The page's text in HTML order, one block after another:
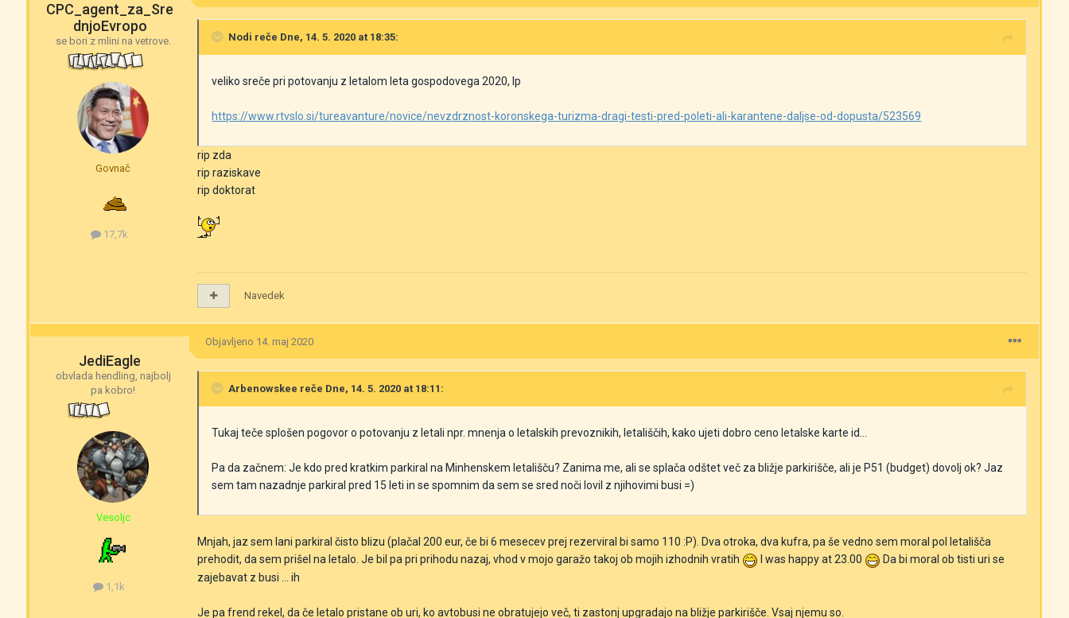
CPC_agent_za_Sre
dnjoEvropo
se bori z mlini na vetrove.
Govnač
17,7k
Nodi reče Dne, 14. 5. 2020 at 18:35:
veliko sreče pri potovanju z letalom leta gospodovega 2020, lp
https://www.rtvslo.si/tureavanture/novice/nevzdrznost-koronskega-turizma-dragi-testi-pred-poleti-ali-karantene-daljse-od-dopusta/523569
rip zda
rip raziskave
rip doktorat
Navedek
JediEagle
obvlada hendling, najbolj
pa kobro!
Vesoljc
1,1k
Objavljeno 14. maj 2020
Arbenowskee reče Dne, 14. 5. 2020 at 18:11:
Tukaj teče splošen pogovor o potovanju z letali npr. mnenja o letalskih prevoznikih, letališčih, kako ujeti dobro ceno letalske karte id...
Pa da začnem: Je kdo pred kratkim parkiral na Minhenskem letališču? Zanima me, ali se splača odštet več za bližje parkirišče, ali je P51 (budget) dovolj ok? Jaz
sem tam nazadnje parkiral pred 15 leti in se spomnim da sem se sred noči lovil z njihovimi busi =)
Mnjah, jaz sem lani parkiral čisto blizu (plačal 200 eur, če bi 6 mesecev prej rezerviral bi samo 110 :P). Dva otroka, dva kufra, pa še vedno sem moral pol letališča
prehodit, da sem prišel na letalo. Je bil pa pri prihodu nazaj, vhod v mojo garažo takoj ob mojih izhodnih vratih
I was happy at 23.00
Da bi moral ob tisti uri se
zajebavat z busi ... ih
Je pa frend rekel, da če letalo pristane ob uri, ko avtobusi ne obratujejo več, ti zastonj upgradajo na bližje parkirišče. Vsaj njemu so.